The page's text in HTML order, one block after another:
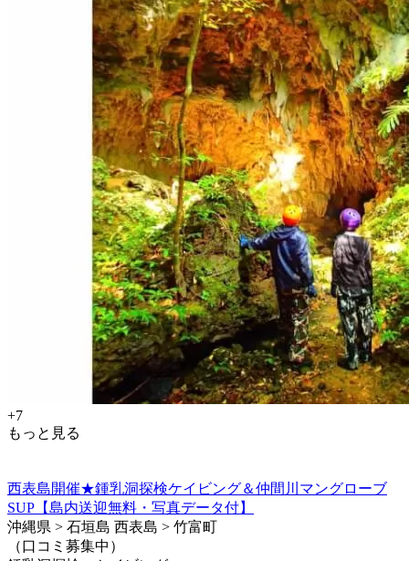
+7
もっと見る
西表島開催★鍾乳洞探検ケイビング＆仲間川マングローブ
SUP【島内送迎無料・写真データ付】
沖縄県 > 石垣島 西表島 > 竹富町
（口コミ募集中）